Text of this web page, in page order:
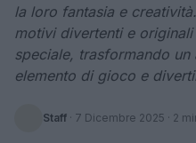
la loro fantasia e
motivi divertenti e
speciale, trasformando
elemento di gioco e
Staff · 7 Dicembre 2025 · 2